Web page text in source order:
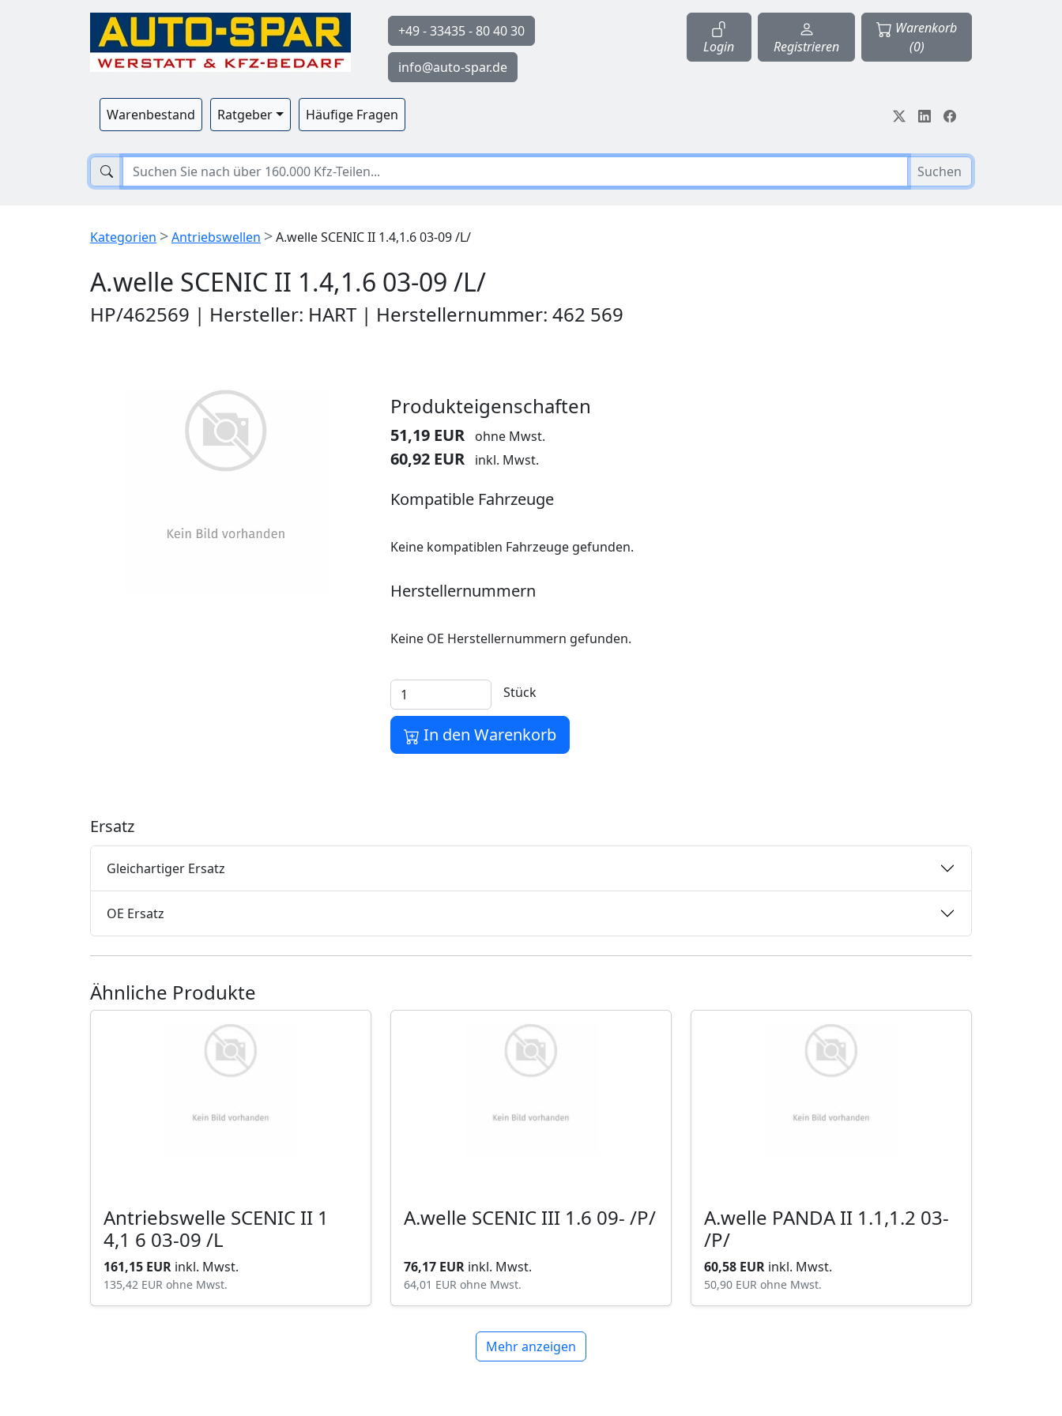
+49 - 33435 - 80 40 30
info@auto-spar.de
Login Registrieren
Warenkorb
(0)
Warenbestand Ratgeber Häufige Fragen
Suchen
Kategorien >Antriebswellen >A.welle SCENIC II 1.4,1.6 03-09 /L/
A.welle SCENIC II 1.4,1.6 03-09 /L/
HP/462569 | Hersteller: HART | Herstellernummer: 462 569
Produkteigenschaften
51,19 EUR ohne Mwst.
60,92 EUR inkl. Mwst.
Kompatible Fahrzeuge
Keine kompatiblen Fahrzeuge gefunden.
Herstellernummern
Keine OE Herstellernummern gefunden.
Stück
In den Warenkorb
Ersatz
Gleichartiger Ersatz
OE Ersatz
Ähnliche Produkte
Antriebswelle SCENIC II 1
4,1 6 03-09 /L
161,15 EUR inkl. Mwst.
135,42 EUR ohne Mwst.
A.welle SCENIC III 1.6 09- /P/
76,17 EUR inkl. Mwst.
64,01 EUR ohne Mwst.
A.welle PANDA II 1.1,1.2 03-
/P/
60,58 EUR inkl. Mwst.
50,90 EUR ohne Mwst.
Mehr anzeigen